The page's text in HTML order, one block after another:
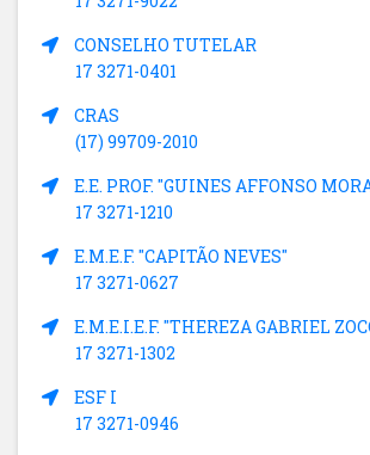
CONSELHO TUTELAR
17 3271-0401
CRAS
(17) 99709-2010
E.E. PROF. "GUINES AFFONSO
17 3271-1210
E.M.E.F. "CAPITÃO NEVES"
17 3271-0627
E.M.E.I.E.F. "THEREZA GABRIEL
17 3271-1302
ESF I
17 3271-0946